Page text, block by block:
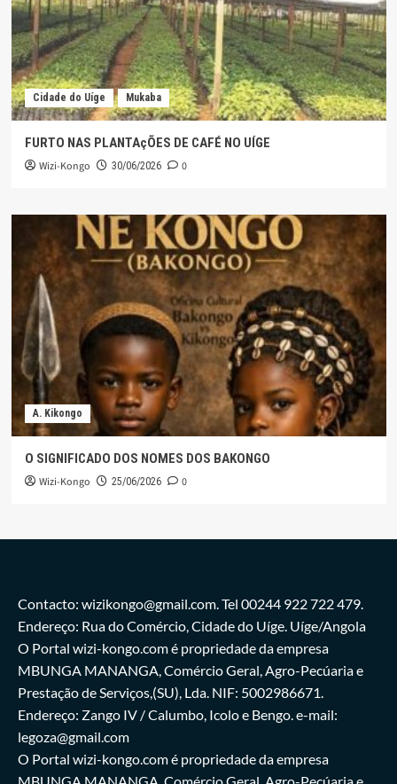
Cidade do Uíge Mukaba
FURTO NAS PLANTAçÕES DE CAFÉ NO UÍGE
Wizi-Kongo 30/06/2026 0
A. Kikongo
O SIGNIFICADO DOS NOMES DOS BAKONGO
Wizi-Kongo 25/06/2026 0
Contacto: wizikongo@gmail.com. Tel 00244 922 722 479.
Endereço: Rua do Comércio, Cidade do Uíge. Uíge/Angola
O Portal wizi-kongo.com é propriedade da empresa
MBUNGA MANANGA, Comércio Geral, Agro-Pecúaria e
Prestação de Serviços,(SU), Lda. NIF: 5002986671.
Endereço: Zango IV / Calumbo, Icolo e Bengo. e-mail:
legoza@gmail.com
O Portal wizi-kongo.com é propriedade da empresa